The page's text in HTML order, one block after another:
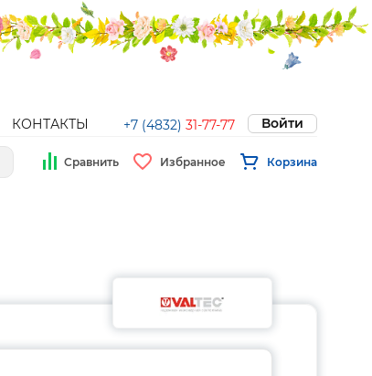
КОНТАКТЫ +7 (4832) 31-77-77 Войти
Сравнить Избранное Корзина